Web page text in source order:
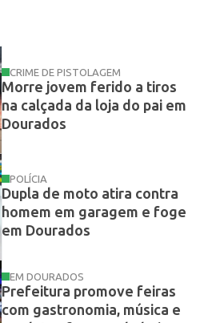
CRIME DE PISTOLAGEM
Morre jovem ferido a tiros
na calçada da loja do pai em
Dourados
POLÍCIA
Dupla de moto atira contra
homem em garagem e foge
em Dourados
EM DOURADOS
Prefeitura promove feiras
com gastronomia, música e